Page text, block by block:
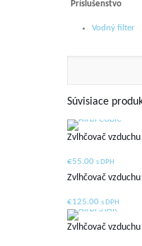
Príslušenstvo
Vodný filter
Súvisiace
Zvlhčovač
€55.00 s DPH
Zvlhčovač
€125.00 s DPH
Zvlhčovač vzduchu